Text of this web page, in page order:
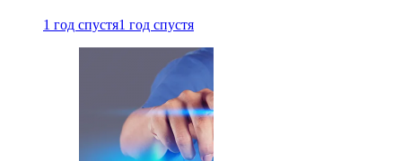
1 год спустя1 год спустя